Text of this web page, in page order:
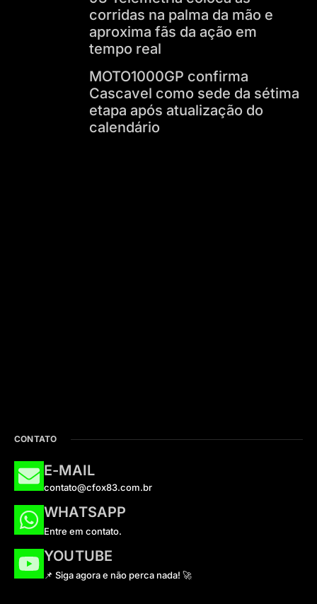
corridas na palma da mão e
aproxima fãs da ação em
tempo real
MOTO1000GP confirma
Cascavel como sede da sétima
etapa após atualização do
calendário
CONTATO
E-MAIL
contato@cfox83.com.br
WHATSAPP
Entre em contato.
YOUTUBE
📌 Siga agora e não perca nada! 🚀